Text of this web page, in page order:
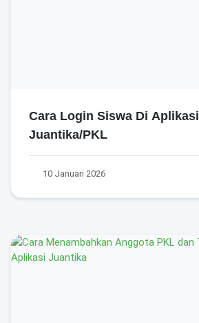
Cara Login Siswa Di Aplikasi
Juantika/PKL
10 Januari 2026